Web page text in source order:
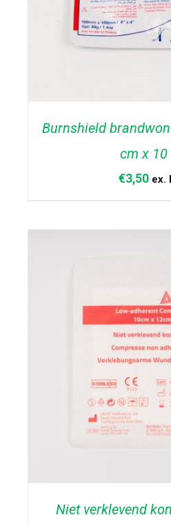
TOEVOEGEN AAN
Burnshield
cm x 10
€3,50 ex.
Niet verklevend